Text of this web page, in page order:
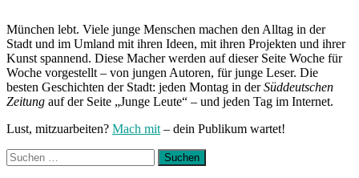
München lebt. Viele junge Menschen machen den Alltag in der
Stadt und im Umland mit ihren Ideen, mit ihren Projekten und ihrer
Kunst spannend. Diese Macher werden auf dieser Seite Woche für
Woche vorgestellt – von jungen Autoren, für junge Leser. Die
besten Geschichten der Stadt: jeden Montag in derSüddeutschen
Zeitung auf der Seite „Junge Leute“ – und jeden Tag im Internet.
Lust, mitzuarbeiten? Mach mit – dein Publikum wartet!
Suchen
nach: